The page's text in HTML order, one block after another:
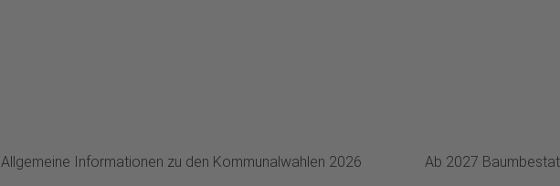
Allgemeine Informationen zu den Kommunalwahlen 2026 Ab 2027